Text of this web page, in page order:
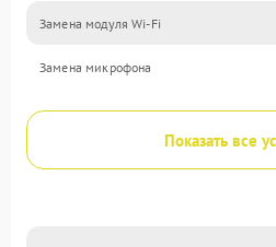
Замена модуля Wi-Fi
Замена микрофона
Показать все